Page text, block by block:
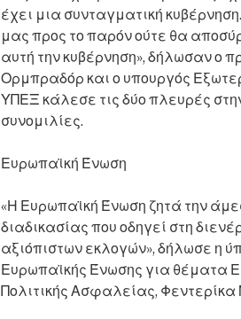
έχει μια συνταγματική
μας προς το παρόν ούτε θα
αυτή την κυβέρνηση», δήλωσαν ο
Ορμπραδόρ και ο υπουργός
ΥΠΕΞ κάλεσε τις δύο πλευρές
συνομιλίες.
Ευρωπαϊκή Ένωση
«Η Ευρωπαϊκή Ένωση ζητά την
διαδικασίας που οδηγεί στη
αξιόπιστων εκλογών», δήλωσε η
Ευρωπαϊκής Ένωσης για θέματα
Πολιτικής Ασφαλείας, Φεντερίκα